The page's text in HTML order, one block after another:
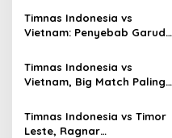
Timnas Indonesia vs
Vietnam: Penyebab Garuda
Timnas Indonesia vs
Vietnam, Big Match Paling
Timnas Indonesia vs Timor
Leste, Ragnar